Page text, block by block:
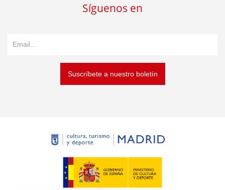
Síguenos en
Suscríbete a nuestro boletín